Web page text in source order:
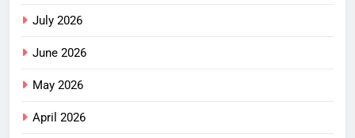
July 2026
June 2026
May 2026
April 2026